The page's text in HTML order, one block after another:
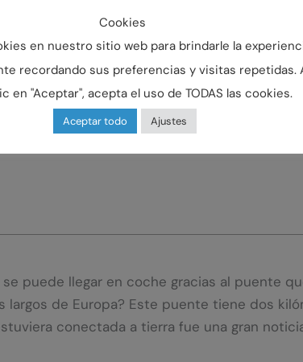
puede llegar en coche gracias al puente
de Europa? Este puente tiene dos
conectada a tierra fue una gran
Cookies
en nuestro sitio web para brindarle la
recordando sus preferencias y visitas repetidas.
en "Aceptar", acepta el uso de TODAS las cookies.
Aceptar todo Ajustes